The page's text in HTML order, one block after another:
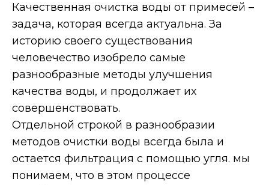
Качественная очистка воды от примесей –
задача, которая всегда актуальна. За
историю своего существования
человечество изобрело самые
разнообразные методы улучшения
качества воды, и продолжает их
совершенствовать.
Отдельной строкой в ​​разнообразии
методов очистки воды всегда была и
остается фильтрация с помощью угля. мы
понимаем, что в этом процессе